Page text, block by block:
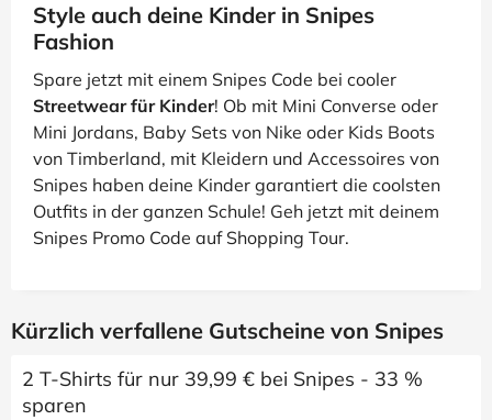
Style auch deine Kinder in Snipes
Fashion
Spare jetzt mit einem Snipes Code bei cooler
Streetwear für Kinder! Ob mit Mini Converse oder
Mini Jordans, Baby Sets von Nike oder Kids Boots
von Timberland, mit Kleidern und Accessoires von
Snipes haben deine Kinder garantiert die coolsten
Outfits in der ganzen Schule! Geh jetzt mit deinem
Snipes Promo Code auf Shopping Tour.
Kürzlich verfallene Gutscheine von Snipes
2 T-Shirts für nur 39,99 € bei Snipes - 33 %
sparen